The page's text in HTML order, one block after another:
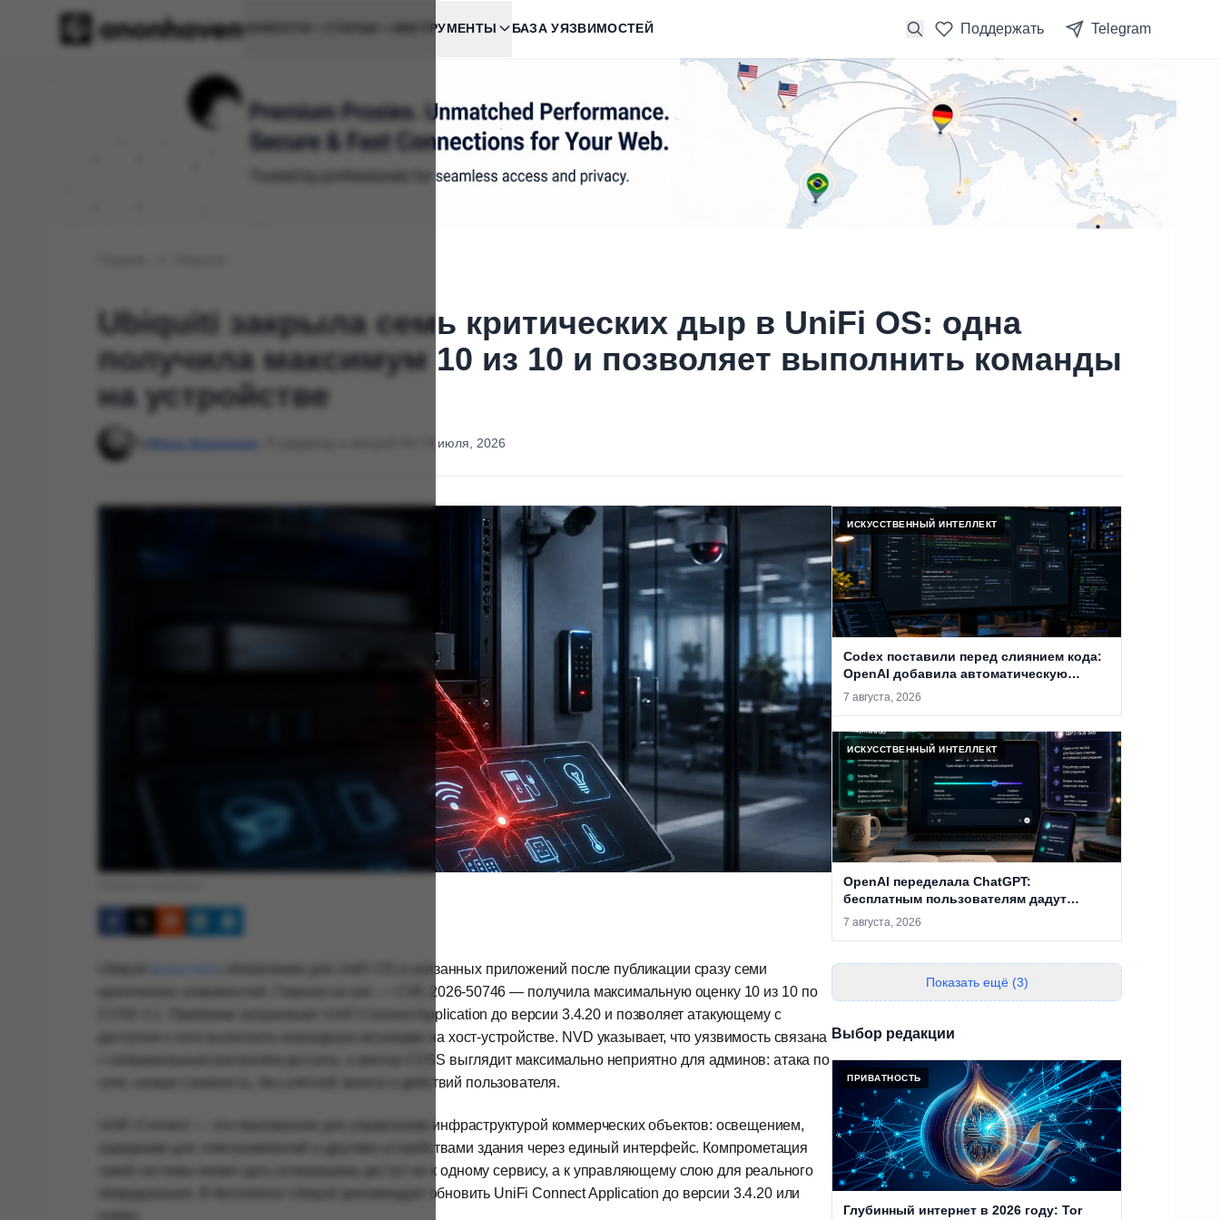
ИНСТРУМЕНТЫ БАЗА УЯЗВИМОСТЕЙ Поддержать Telegram
Ubiquiti закрыла семь критических дыр в UniFi OS: одна
получила максимум 10 из 10 и позволяет выполнить команды
на устройстве
Маша Даровская 10:34 / 9 июля, 2026
обновления для UniFi OS и связанных приложений после публикации сразу семи
критических уязвимостей. Главная из них — CVE-2026-50746 — получила максимальную оценку 10 из 10 по
CVSS 3.1. Проблема затрагивает UniFi Connect Application до версии 3.4.20 и позволяет атакующему с
доступом к сети выполнить командную инъекцию на хост-устройстве. NVD указывает, что уязвимость связана
с неправильным контролем доступа, а вектор CVSS выглядит максимально неприятно для админов: атака по
сети, низкая сложность, без учётной записи и действий пользователя.
UniFi Connect — это приложение для управления инфраструктурой коммерческих объектов: освещением,
зарядками для электромобилей и другими устройствами здания через единый интерфейс. Компрометация
такой системы может дать атакующему доступ не к одному сервису, а к управляющему слою для реального
оборудования. В бюллетене Ubiquiti рекомендует обновить UniFi Connect Application до версии 3.4.20 или
ИСКУССТВЕННЫЙ ИНТЕЛЛЕКТ
Codex поставили перед слиянием кода:
OpenAI добавила автоматическую
проверку PR на уязвимости
7 августа, 2026
ИСКУССТВЕННЫЙ ИНТЕЛЛЕКТ
OpenAI переделала ChatGPT:
бесплатным пользователям дадут
безлимитные чаты, а Sol научили
7 августа, 2026
Показать ещё (3)
Выбор редакции
ПРИВАТНОСТЬ
Глубинный интернет в 2026 году: Tor